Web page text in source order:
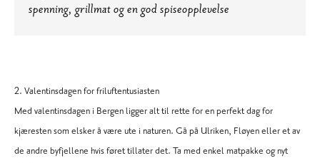
spenning, grillmat og en god spiseopplevelse
2. Valentinsdagen for friluftentusiasten
Med valentinsdagen i Bergen ligger alt til rette for en perfekt dag for
kjæresten som elsker å være ute i naturen. Gå på Ulriken, Fløyen eller et av
de andre byfjellene hvis føret tillater det. Ta med enkel matpakke og nyt